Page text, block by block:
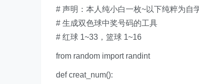
# 声明：本人纯小白一枚~以下纯粹为自
# 生成双色球中奖号码的工具
# 红球 1~33，篮球 1~16
from random import randint
defcreat_num():